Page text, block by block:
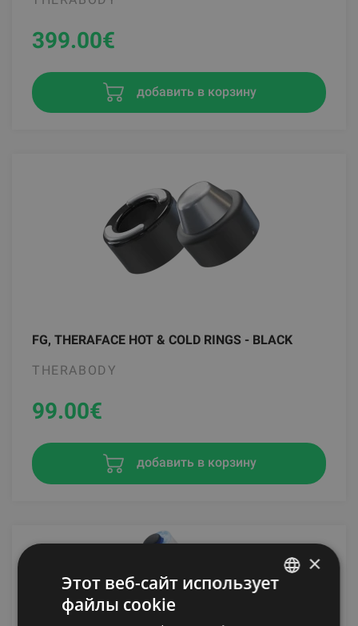
399.00€
добавить в корзину
FG, THERAFACE HOT & COLD RINGS - BLACK
THERABODY
99.00€
добавить в корзину
×
Этот веб-сайт использует
файлы cookie